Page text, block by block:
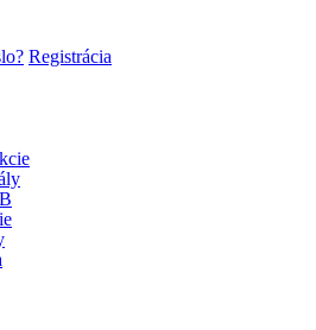
Registrácia